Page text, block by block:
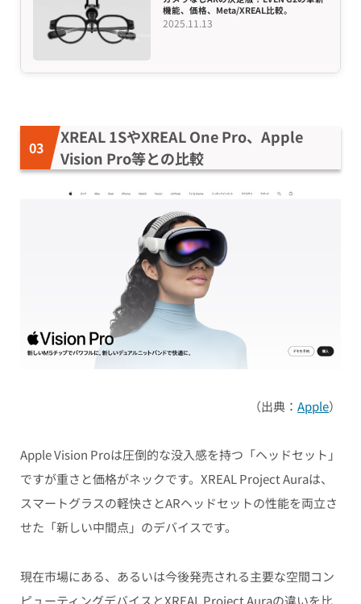
機能、価格、Meta/XREAL比較。
2025.11.13
XREAL 1SやXREAL One Pro、Apple
Vision Pro等との比較
（出典：Apple）
Apple Vision Proは圧倒的な没入感を持つ「ヘッドセット」
ですが重さと価格がネックです。XREAL Project Auraは、
スマートグラスの軽快さとARヘッドセットの性能を両立さ
せた「新しい中間点」のデバイスです。
現在市場にある、あるいは今後発売される主要な空間コン
ピューティングデバイスとXREAL Project Auraの違いを比